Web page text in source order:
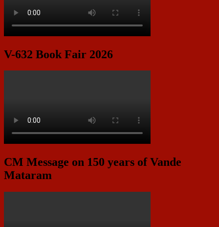
V-632 Book Fair 2026
CM Message on 150 years of Vande
Mataram